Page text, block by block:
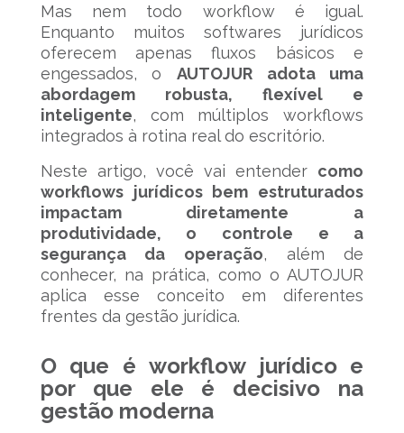
Mas nem todo workflow é igual.
Enquanto muitos softwares jurídicos
oferecem apenas fluxos básicos e
engessados, o AUTOJUR adota uma
abordagem robusta, flexível e
inteligente, com múltiplos workflows
integrados à rotina real do escritório.
Neste artigo, você vai entender como
workflows jurídicos bem estruturados
impactam diretamente a
produtividade, o controle e a
segurança da operação, além de
conhecer, na prática, como o AUTOJUR
aplica esse conceito em diferentes
frentes da gestão jurídica.
O que é workflow jurídico e
por que ele é decisivo na
gestão moderna